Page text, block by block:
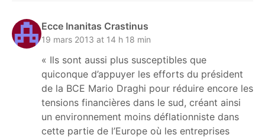
Ecce Inanitas Crastinus
19 mars 2013 at 14 h 18 min
« Ils sont aussi plus susceptibles que
quiconque d’appuyer les efforts du président
de la BCE Mario Draghi pour réduire encore les
tensions financières dans le sud, créant ainsi
un environnement moins déflationniste dans
cette partie de l’Europe où les entreprises